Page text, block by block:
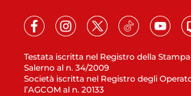
Testata iscritta nel Registro della
Salerno al n. 34/2009
Società iscritta nel Registro degli
l’AGCOM al n. 20133